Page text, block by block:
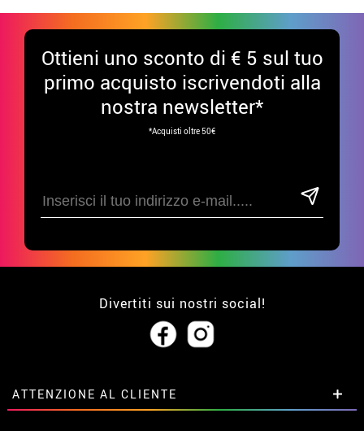
Ottieni uno sconto di € 5 sul tuo
primo acquisto iscrivendoti alla
nostra newsletter*
*Acquisti oltre 50€
Divertiti sui nostri social!
ATTENZIONE AL CLIENTE